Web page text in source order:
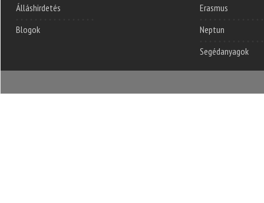
Álláshirdetés
Blogok
Erasmus
Neptun
Segédanyagok